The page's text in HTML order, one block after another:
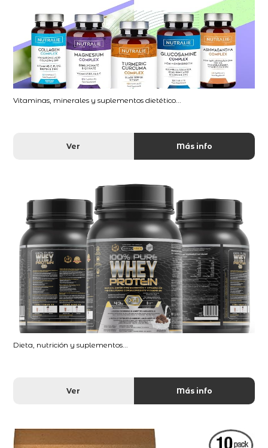
Vitaminas, minerales y suplementos dietético...
Ver Más info
Dieta, nutrición y suplementos...
Ver Más info